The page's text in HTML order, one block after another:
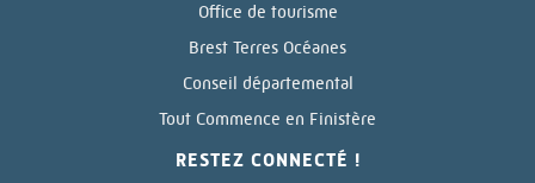
Office de tourisme
Brest Terres Océanes
Conseil départemental
Tout Commence en Finistère
RESTEZ CONNECTÉ !